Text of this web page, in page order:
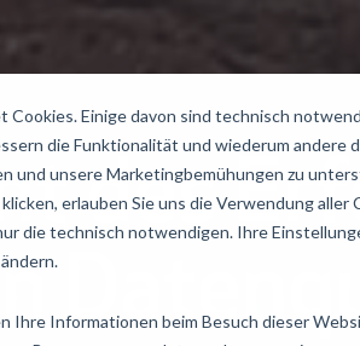
Einige davon sind technisch
die Funktionalität und wiederum andere
und unsere Marketingbemühungen zu
erlauben Sie uns die Verwendung aller
die technisch notwendigen. Ihre
Ihre Informationen beim Besuch dieser
des